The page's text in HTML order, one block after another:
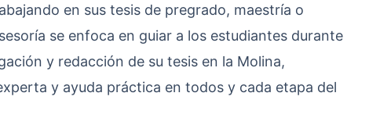
en sus tesis de pregrado, maestría o
se enfoca en guiar a los estudiantes durante
y redacción de su tesis en la Molina,
y ayuda práctica en todos y cada etapa del